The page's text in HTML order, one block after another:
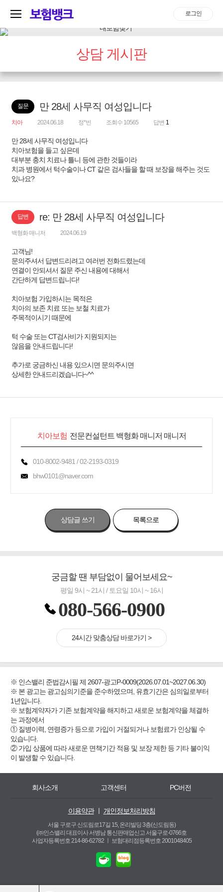
로그인
상담 게시판
질문 만 28세 사무직 여성입니다
치아 2024.06.18 정*빈 조회수 10565 답변 1
만 28세 사무직 여성입니다
치아보험을 들고 싶은데
대부분 충치 치료나 틀니 등에 관한 것들이라
치과 병원에서 턱수술이나 CT 같은 검사들을 할 때 보장을 해주는 것도
있나요?
답변 re: 만 28세 사무직 여성입니다
백형화 매니저 2024.06.19
고객님!
문의주셔서 답변드리려고 여러번 전화드렸는데
연결이 안되셔서 질문 주신 내용에 대해서
간단하게 답변드립니다!
치아보험 가입하시는 목적은
치아의 보존 치료 또는 보철 치료가
주목적이시기 때문에
턱 수술 또는 CT검사비가 지원되지는
않음을 안내드립니다!
추가로 궁금하신 내용 있으시면 문의주시면
상세한 안내드리겠습니다~^^
치아보험 전문컨설턴트 백형화 매니저 매니저
010-8002-9481 / 02-2193-0319
bhw0101@naver.com
상담글 쓰기 목록으로
궁금할 땐 부담없이 물어보세요~
평일 9시 ~ 21시 / 토요일 10시 ~ 16시
080-566-0900
24시간 맞춤상담 바로가기 >
※ 인스밸리 준법감시필 제 2607-광고P-0009(2026.07.01~2027.06.30)
※ 본 광고는 광고심의기준을 준수하였으며, 유효기간은 심의일로부터
1년입니다.
※ 보험계약자가 기존 보험계약을 해지하고 새로운 보험계약을 체결하
는 과정에서
① 질병이력, 연령증가 등으로 가입이 거절되거나 보험료가 인상될 수
있습니다.
② 가입 상품에 따라 새로운 면책기간 적용 및 보장 제한 등 기타 불이익
이 발생할 수 있습니다.
회사소개 고객센터 PC버전
이용약관ㅣ 개인정보처리방침
서울 구로구 신도림로17길 15, 온리빌딩 3층(신도림동)
(㈜인스밸리 대표이사 서병남 통신판매업신고 서울구로-0766호
사업자등록번호 214-86-62782 ㅣ
보험대리점등록번호 2001048405